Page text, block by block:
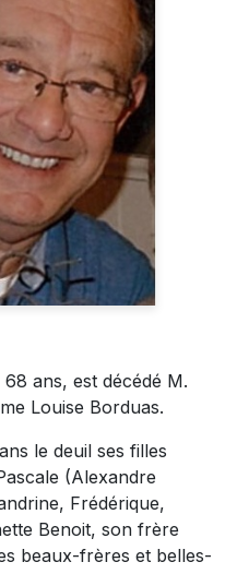
68 ans, est décédé M.
Louise Borduas.
le deuil ses filles
(Alexandre
Frédérique,
Benoit, son frère
beaux-frères et belles-